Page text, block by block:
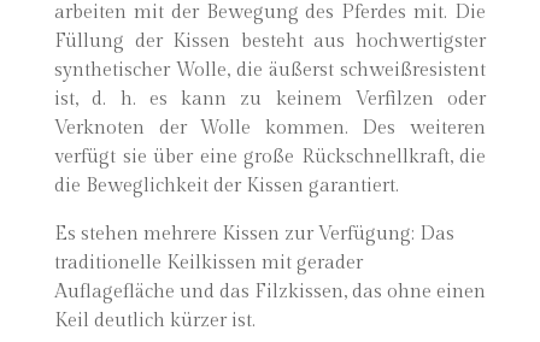
arbeiten mit der Bewegung des Pferdes mit. Die
Füllung der Kissen besteht aus hochwertigster
synthetischer Wolle, die äußerst schweißresistent
ist, d. h. es kann zu keinem Verfilzen oder
Verknoten der Wolle kommen. Des weiteren
verfügt sie über eine große Rückschnellkraft, die
die Beweglichkeit der Kissen garantiert.
Es stehen mehrere Kissen zur Verfügung: Das
traditionelle Keilkissen mit gerader
Auflagefläche und das Filzkissen, das ohne einen
Keil deutlich kürzer ist.